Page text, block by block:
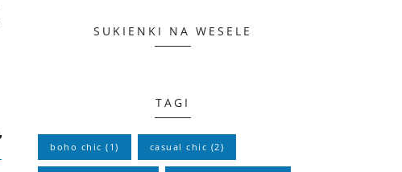
SUKIENKI NA WESELE
TAGI
boho chic (1) casual chic (2)